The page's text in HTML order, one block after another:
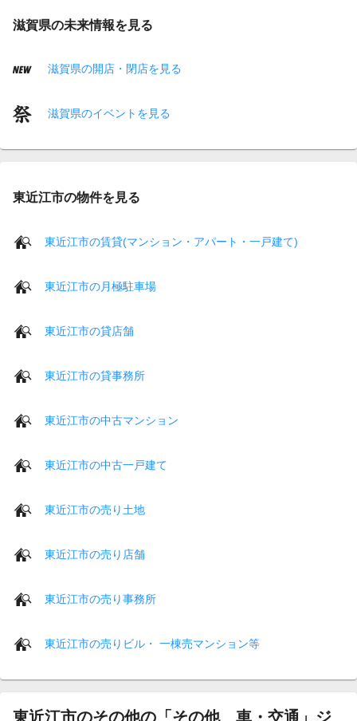
滋賀県の未来情報を見る
滋賀県の開店・閉店を見る
滋賀県のイベントを見る
東近江市の物件を見る
東近江市の賃貸(マンション・アパート・一戸建て)
東近江市の月極駐車場
東近江市の貸店舗
東近江市の貸事務所
東近江市の中古マンション
東近江市の中古一戸建て
東近江市の売り土地
東近江市の売り店舗
東近江市の売り事務所
東近江市の売りビル・ 一棟売マンション等
東近江市のその他の「その他 車・交通」ジ